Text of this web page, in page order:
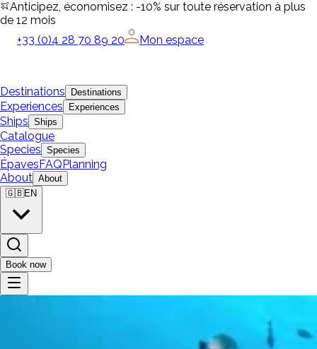
Anticipez, économisez : -10% sur toute réservation à plus
de 12 mois
+33 (0)4 28 70 89 20
Mon espace
Destinations Destinations
Experiences Experiences
Ships Ships
Catalogue
Species Species
ÉpavesFAQPlanning
About About
🇬🇧EN
Book now